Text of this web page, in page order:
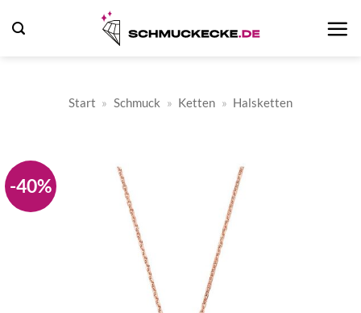
Inhalt
Start » Schmuck » Ketten » Halsketten
-40%